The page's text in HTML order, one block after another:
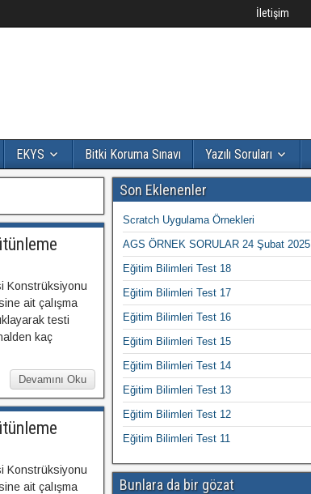
İletişim
EKYS Bitki Koruma Sınavı Yazılı Soruları
Konstrüksiyonu
ait çalışma
testi
kaç
Devamını Oku
Konstrüksiyonu
ait çalışma
Son Eklenenler
Scratch Uygulama Örnekleri
AGS ÖRNEK SORULAR 24 Şubat 2025
Eğitim Bilimleri Test 18
Eğitim Bilimleri Test 17
Eğitim Bilimleri Test 16
Eğitim Bilimleri Test 15
Eğitim Bilimleri Test 14
Eğitim Bilimleri Test 13
Eğitim Bilimleri Test 12
Eğitim Bilimleri Test 11
Bunlara da bir gözat